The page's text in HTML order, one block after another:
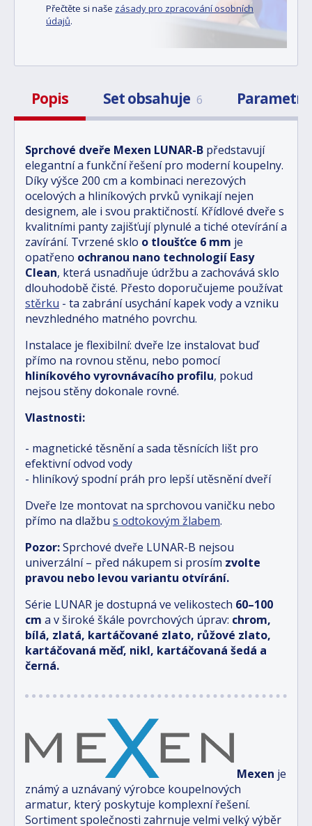
Přečtěte si naše zásady pro zpracování osobních
údajů.
Popis Set obsahuje 6 Parametry
Sprchové dveře Mexen LUNAR-B představují
elegantní a funkční řešení pro moderní koupelny.
Díky výšce 200 cm a kombinaci nerezových
ocelových a hliníkových prvků vynikají nejen
designem, ale i svou praktičností. Křídlové dveře s
kvalitními panty zajišťují plynulé a tiché otevírání a
zavírání. Tvrzené sklo o tloušťce 6 mm je
opatřeno ochranou nano technologií Easy
Clean, která usnadňuje údržbu a zachovává sklo
dlouhodobě čisté. Přesto doporučujeme používat
stěrku - ta zabrání usychání kapek vody a vzniku
nevzhledného matného povrchu.
Instalace je flexibilní: dveře lze instalovat buď
přímo na rovnou stěnu, nebo pomocí
hliníkového vyrovnávacího profilu, pokud
nejsou stěny dokonale rovné.
Vlastnosti:
- magnetické těsnění a sada těsnících lišt pro
efektivní odvod vody
- hliníkový spodní práh pro lepší utěsnění dveří
Dveře lze montovat na sprchovou vaničku nebo
přímo na dlažbu s odtokovým žlabem.
Pozor:Sprchové dveře LUNAR-B nejsou
univerzální – před nákupem si prosím zvolte
pravou nebo levou variantu otvírání.
Série LUNAR je dostupná ve velikostech 60–100
cm a v široké škále povrchových úprav: chrom,
bílá, zlatá, kartáčované zlato, růžové zlato,
kartáčovaná měď, nikl, kartáčovaná šedá a
černá.
Mexen je
známý a uznávaný výrobce koupelnových
armatur, který poskytuje komplexní řešení.
Sortiment společnosti zahrnuje velmi velký výběr